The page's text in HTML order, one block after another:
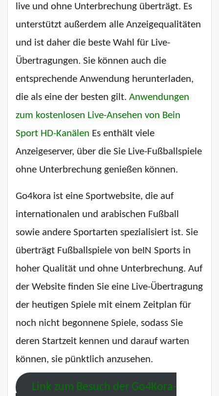
live und ohne Unterbrechung überträgt. Es
unterstützt außerdem alle Anzeigequalitäten
und ist daher die beste Wahl für Live-
Übertragungen. Sie können auch die
entsprechende Anwendung herunterladen,
die als eine der besten gilt. Anwendungen
zum kostenlosen Live-Ansehen von Bein
Sport HD-Kanälen Es enthält viele
Anzeigeserver, über die Sie Live-Fußballspiele
ohne Unterbrechung genießen können.
Go4kora ist eine Sportwebsite, die auf
internationalen und arabischen Fußball
sowie andere Sportarten spezialisiert ist. Sie
überträgt Fußballspiele von beIN Sports in
hoher Qualität und ohne Unterbrechung. Auf
der Website finden Sie eine Live-Übertragung
der heutigen Spiele mit einem Zeitplan für
noch nicht begonnene Spiele, sodass Sie
deren Startzeit kennen und darauf warten
können, sie pünktlich anzusehen.
Link zum Besuch der Go4Kora-